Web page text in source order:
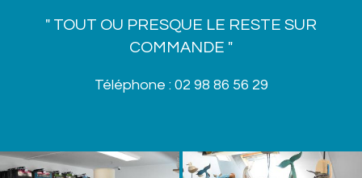
" TOUT OU PRESQUE LE RESTE SUR
COMMANDE "
Téléphone : 02 98 86 56 29